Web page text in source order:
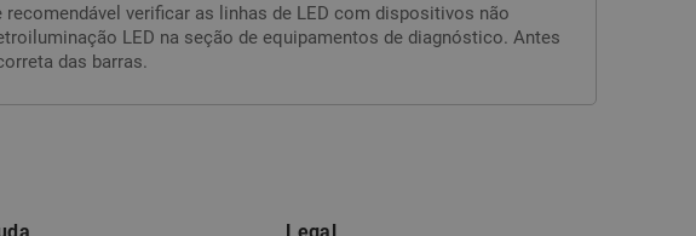
verificar as linhas de LED com dispositivos não
LED na seção de equipamentos de diagnóstico. Antes
das barras.